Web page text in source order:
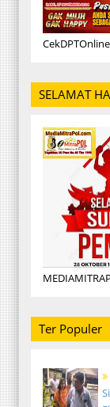
SELAMAT
Ter Populer